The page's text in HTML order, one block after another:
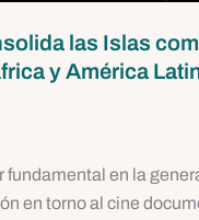
las Islas
y América
fundamental en la
en torno al cine